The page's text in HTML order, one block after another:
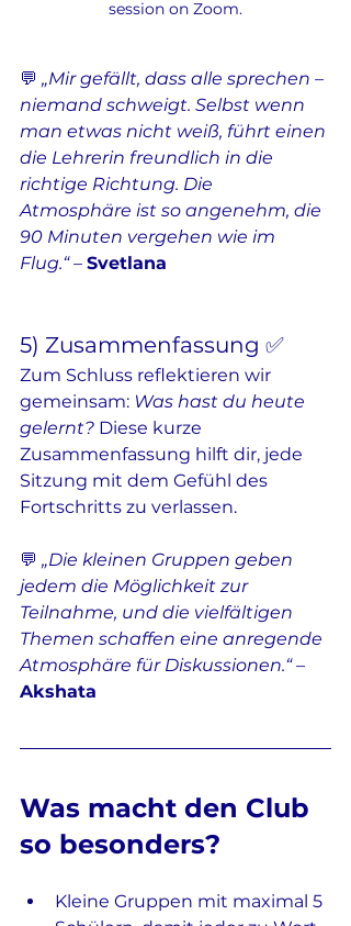
session on Zoom.
💬 „Mir gefällt, dass alle sprechen –
niemand schweigt. Selbst wenn
man etwas nicht weiß, führt einen
die Lehrerin freundlich in die
richtige Richtung. Die
Atmosphäre ist so angenehm, die
90 Minuten vergehen wie im
Flug.“ – Svetlana
5) Zusammenfassung ✅
Zum Schluss reflektieren wir
gemeinsam: Was hast du heute
gelernt? Diese kurze
Zusammenfassung hilft dir, jede
Sitzung mit dem Gefühl des
Fortschritts zu verlassen.
💬 „Die kleinen Gruppen geben
jedem die Möglichkeit zur
Teilnahme, und die vielfältigen
Themen schaffen eine anregende
Atmosphäre für Diskussionen.“ –
Akshata
Was macht den Club
so besonders?
Kleine Gruppen mit maximal 5